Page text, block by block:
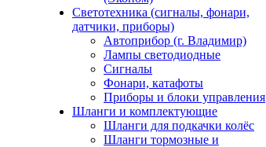
Светотехника (сигналы, фонари,
датчики, приборы)
Автоприбор (г. Владимир)
Лампы светодиодные
Сигналы
Фонари, катафоты
Приборы и блоки управления
Шланги и комплектующие
Шланги для подкачки колёс
Шланги тормозные и